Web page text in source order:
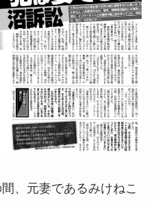
、元妻であるみけねこ